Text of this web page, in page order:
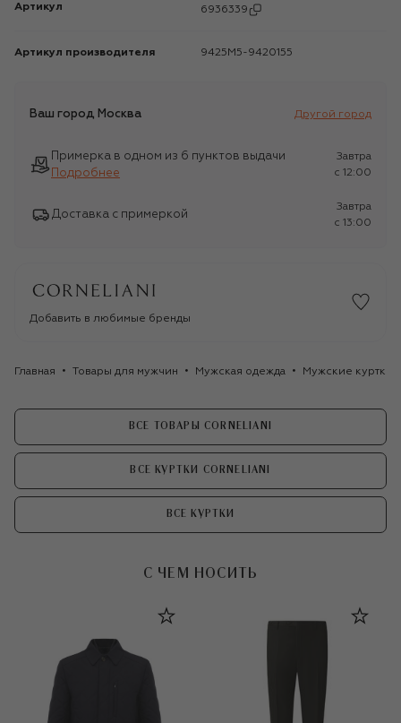
Артикул 6936339
Артикул производителя 9425M5-9420155
Ваш город Москва Другой город
Примерка в одном из 6 пунктов выдачи
Подробнее
Завтра
c 12:00
Доставка с примеркой
Завтра
c 13:00
Добавить в любимые бренды
Главная Товары для мужчин Мужская одежда Мужские куртки
ВСЕ ТОВАРЫ CORNELIANI
ВСЕ КУРТКИ CORNELIANI
ВСЕ КУРТКИ
С ЧЕМ НОСИТЬ